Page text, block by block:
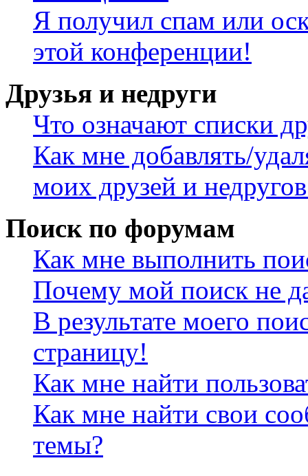
Я получил спам или
этой конференции!
Друзья и недруги
Что означают списки
Как мне добавлять/
моих друзей и
Поиск по форумам
Как мне выполнить
Почему мой поиск не
В результате моего
страницу!
Как мне найти
Как мне найти свои
темы?